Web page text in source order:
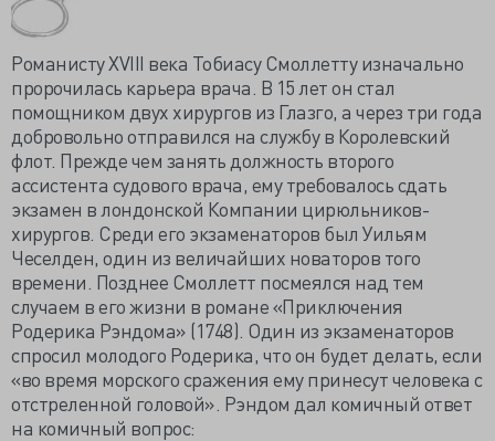
Романисту XVIII века Тобиасу Смоллетту изначально
пророчилась карьера врача. В 15 лет он стал
помощником двух хирургов из Глазго, а через три года
добровольно отправился на службу в Королевский
флот. Прежде чем занять должность второго
ассистента судового врача, ему требовалось сдать
экзамен в лондонской Компании цирюльников-
хирургов. Среди его экзаменаторов был Уильям
Чеселден, один из величайших новаторов того
времени. Позднее Смоллетт посмеялся над тем
случаем в его жизни в романе «Приключения
Родерика Рэндома» (1748). Один из экзаменаторов
спросил молодого Родерика, что он будет делать, если
«во время морского сражения ему принесут человека с
отстреленной головой». Рэндом дал комичный ответ
на комичный вопрос: